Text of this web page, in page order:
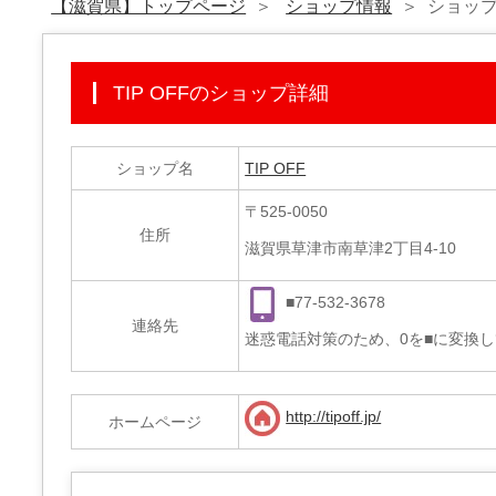
【滋賀県】トップページ ショップ情報 ショッ
TIP OFFのショップ詳細
ショップ名 TIP OFF
住所
〒525-0050
滋賀県草津市南草津2丁目4-10
連絡先
■77-532-3678
迷惑電話対策のため、0を■に変換し
ホームページ http://tipoff.jp/